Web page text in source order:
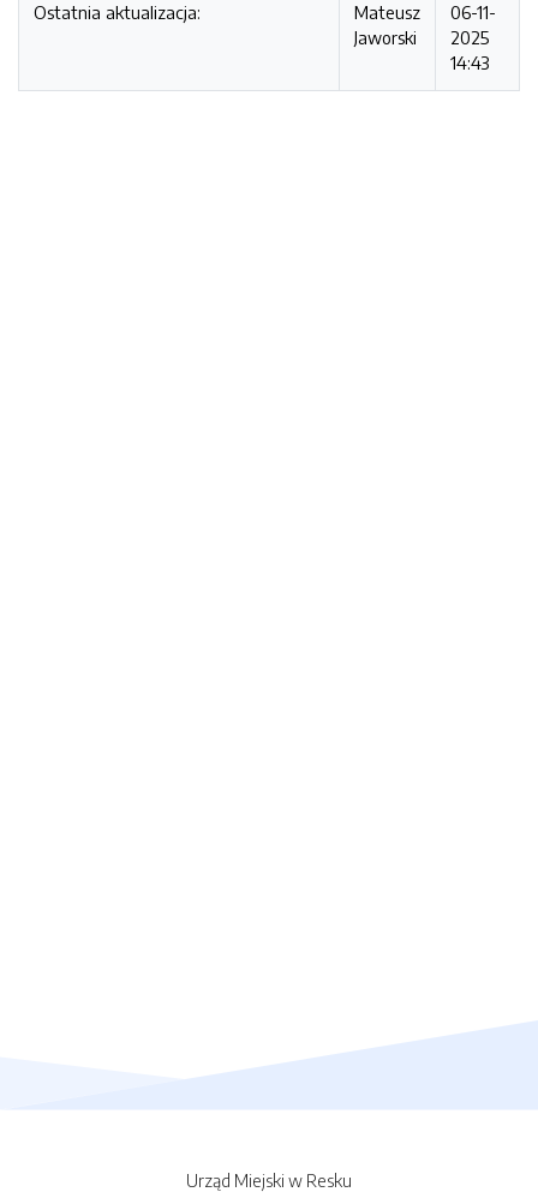
Ostatnia aktualizacja:
Mateusz
Jaworski
06-11-
2025
14:43
Urząd Miejski w Resku